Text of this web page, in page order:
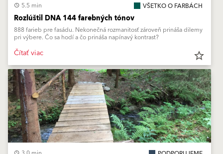
5.5 min VŠETKO O FARBÁCH
Rozlúštil DNA 144 farebných tónov
888 farieb pre fasádu. Nekonečná rozmanitosť zároveň prináša dilemy
pri výbere. Čo sa hodí a čo prináša napínavý kontrast?
Čítať viac star_border